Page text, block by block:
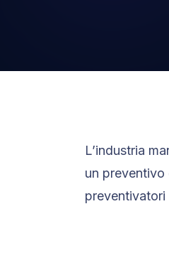
L’industria
un
preventivatori